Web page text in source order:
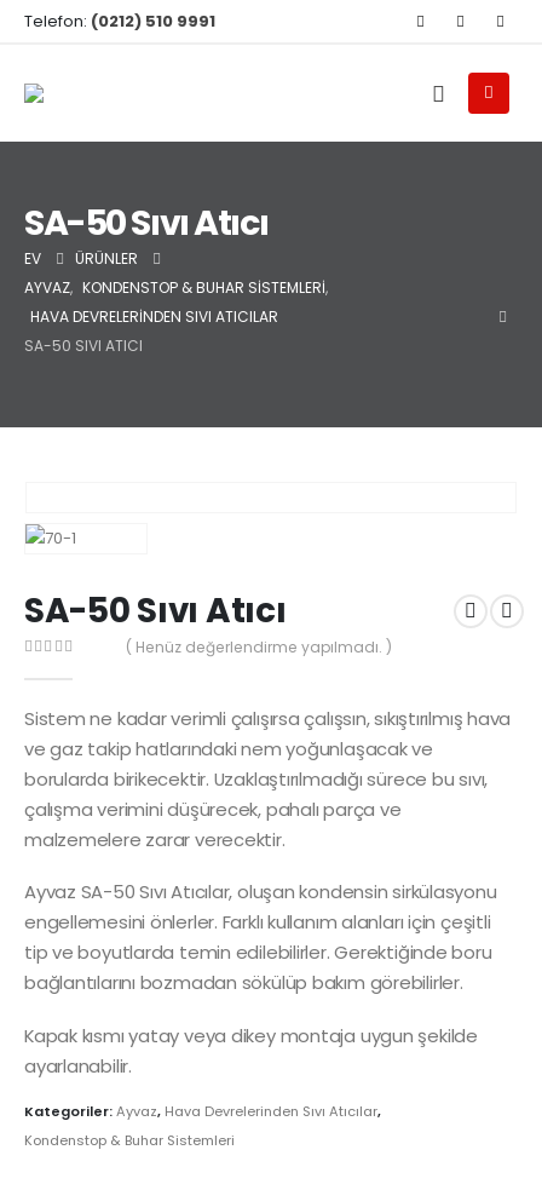
Telefon: (0212) 510 9991
SA-50 Sıvı Atıcı
EV
ÜRÜNLER
AYVAZ, KONDENSTOP & BUHAR SISTEMLERI,
HAVA DEVRELERINDEN SIVI ATICILAR
SA-50 SIVI ATICI
SA-50 Sıvı Atıcı
( Henüz değerlendirme yapılmadı. )
Sistem ne kadar verimli çalışırsa çalışsın, sıkıştırılmış hava
ve gaz takip hatlarındaki nem yoğunlaşacak ve
borularda birikecektir. Uzaklaştırılmadığı sürece bu sıvı,
çalışma verimini düşürecek, pahalı parça ve
malzemelere zarar verecektir.
Ayvaz SA-50 Sıvı Atıcılar, oluşan kondensin sirkülasyonu
engellemesini önlerler. Farklı kullanım alanları için çeşitli
tip ve boyutlarda temin edilebilirler. Gerektiğinde boru
bağlantılarını bozmadan sökülüp bakım görebilirler.
Kapak kısmı yatay veya dikey montaja uygun şekilde
ayarlanabilir.
Kategoriler:Ayvaz, Hava Devrelerinden Sıvı Atıcılar,
Kondenstop & Buhar Sistemleri